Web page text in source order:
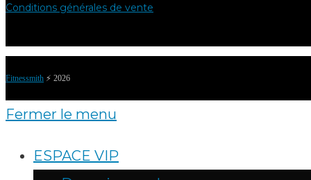
Conditions générales de vente
Fitnessmith ⚡️ 2026
Fermer le menu
ESPACE VIP